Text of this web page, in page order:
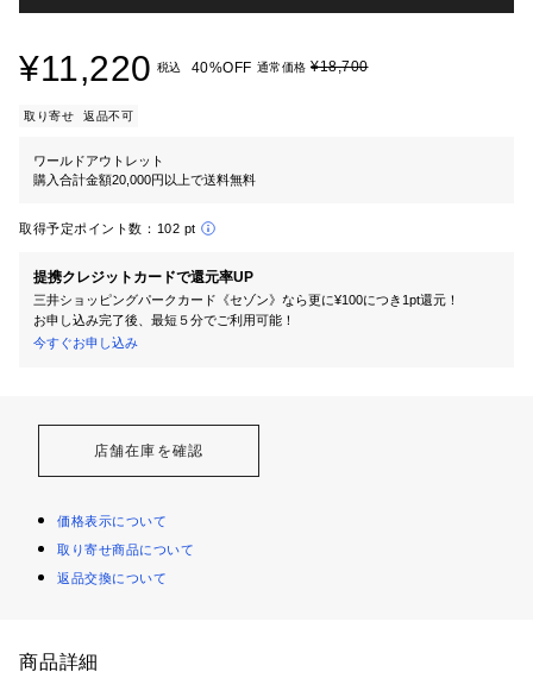
¥11,220 税込 40%OFF 通常価格 ¥18,700
取り寄せ 返品不可
ワールドアウトレット
購入合計金額20,000円以上で送料無料
取得予定ポイント数： 102 pt
提携クレジットカードで還元率UP
三井ショッピングパークカード《セゾン》なら更に¥100につき1pt還元！
お申し込み完了後、最短５分でご利用可能！
今すぐお申し込み
店舗在庫を確認
価格表示について
取り寄せ商品について
返品交換について
商品詳細